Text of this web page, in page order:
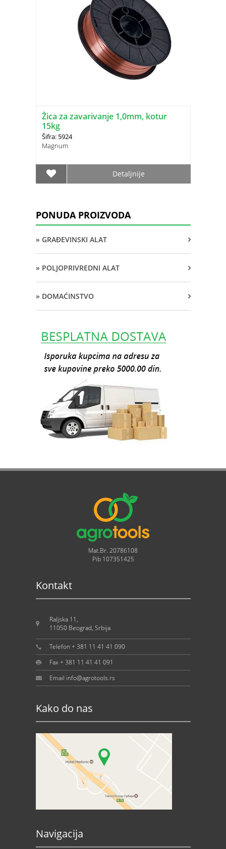
Žica za zavarivanje 1,0mm, kotur
15kg
Šifra: 5924
Magnum
Detaljnije
PONUDA PROIZVODA
» GRAĐEVINSKI ALAT
» POLJOPRIVREDNI ALAT
» DOMAĆINSTVO
Mat.Br. 20786108
Pib 107351425
Kontakt
Raljska 11,
11050 Beograd, Srbija
Telefon + 381 11 41 41 090
Fax + 381 11 41 41 091
Email info@agrotools.rs
Kako do nas
Navigacija